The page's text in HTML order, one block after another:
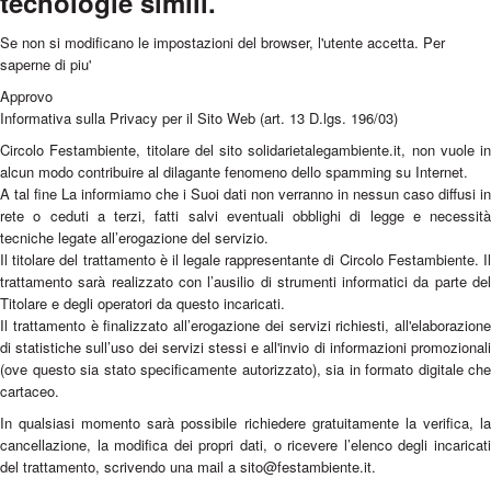
Se non si modificano le impostazioni del browser, l'utente accetta. Per
saperne di piu'
Approvo
Informativa sulla Privacy per il Sito Web (art. 13 D.lgs. 196/03)
Circolo Festambiente, titolare del sito solidarietalegambiente.it, non vuole in
alcun modo contribuire al dilagante fenomeno dello spamming su Internet.
A tal fine La informiamo che i Suoi dati non verranno in nessun caso diffusi in
rete o ceduti a terzi, fatti salvi eventuali obblighi di legge e necessità
tecniche legate all’erogazione del servizio.
Il titolare del trattamento è il legale rappresentante di Circolo Festambiente. Il
trattamento sarà realizzato con l’ausilio di strumenti informatici da parte del
Titolare e degli operatori da questo incaricati.
Il trattamento è finalizzato all’erogazione dei servizi richiesti, all'elaborazione
di statistiche sull’uso dei servizi stessi e all'invio di informazioni promozionali
(ove questo sia stato specificamente autorizzato), sia in formato digitale che
cartaceo.
In qualsiasi momento sarà possibile richiedere gratuitamente la verifica, la
cancellazione, la modifica dei propri dati, o ricevere l’elenco degli incaricati
del trattamento, scrivendo una mail a sito@festambiente.it.